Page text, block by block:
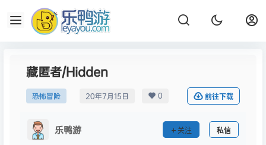
藏匿者/Hidden
恐怖冒险 20年7月15日 0 前往下载
乐鸭游 关注 私信